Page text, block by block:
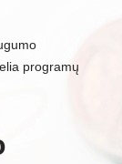
programų